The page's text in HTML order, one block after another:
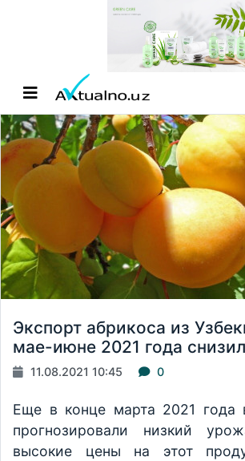
Экспорт абрикоса из
мае-июне 2021 года
11.08.2021 10:45 0
Еще в конце марта 2021 года
прогнозировали низкий
высокие цены на этот